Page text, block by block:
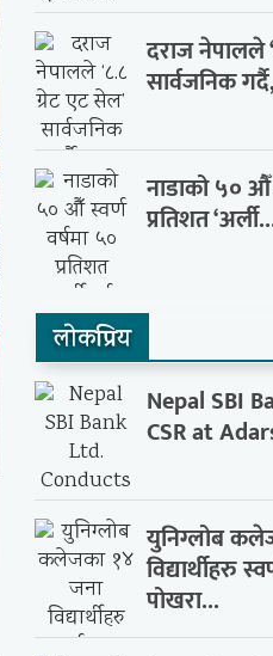
दराज नेपालले
सार्वजनिक
नाडाको ५० औँ
प्रतिशत
लाेकप्रिय
Nepal SBI
CSR at
युनिग्लोब
विद्यार्थीहरु
पोखरा...